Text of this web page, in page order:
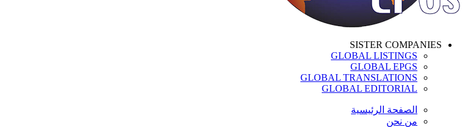
SISTER COMPANIES
GLOBAL LISTINGS
GLOBAL EPGS
GLOBAL TRANSLATIONS
GLOBAL EDITORIAL
الصفحة الرئيسية
من نحن